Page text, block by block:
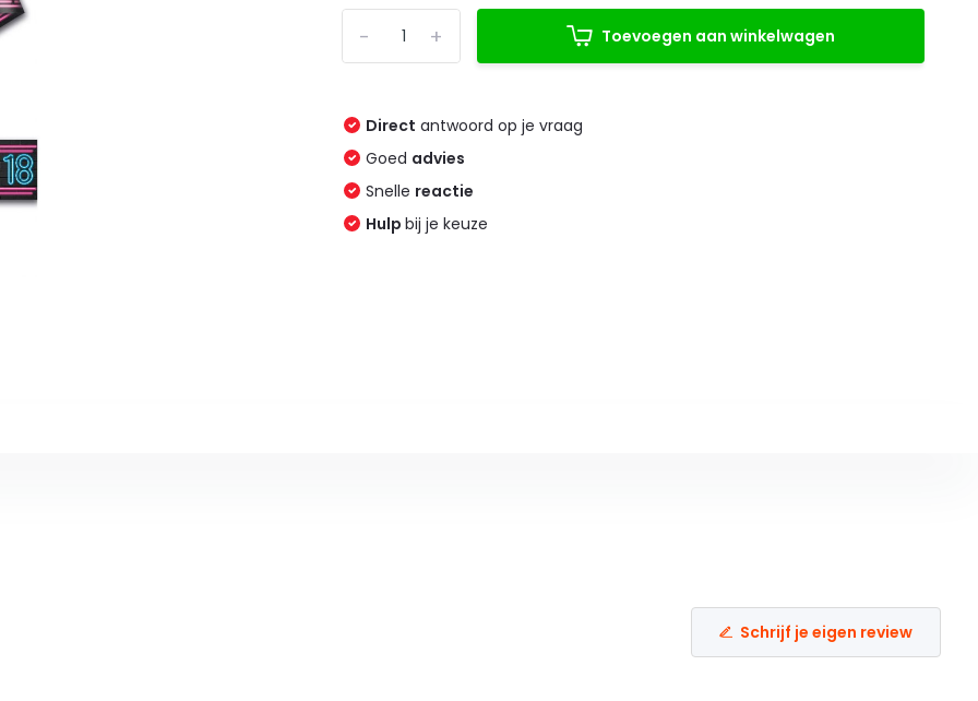
+
- Toevoegen aan winkelwagen
Direct antwoord op je vraag
Goed advies
Snelle reactie
Hulpbij je keuze
Schrijf je eigen review